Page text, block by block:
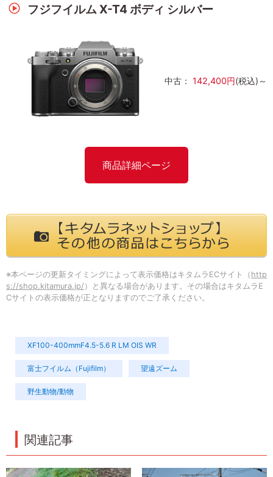
フジフイルム X-T4 ボディ シルバー
中古： 142,400円(税込)～
商品詳細ページ
※本ページの更新タイミングによって表示価格はキタムラECサイト（ http
s://shop.kitamura.jp/ ）と異なる場合があります。その場合はキタムラE
Cサイトの表示価格が正となりますのでご了承ください。
XF100-400mmF4.5-5.6 R LM OIS WR
富士フイルム（Fujifilm） 望遠ズーム
野生動物/動物
関連記事